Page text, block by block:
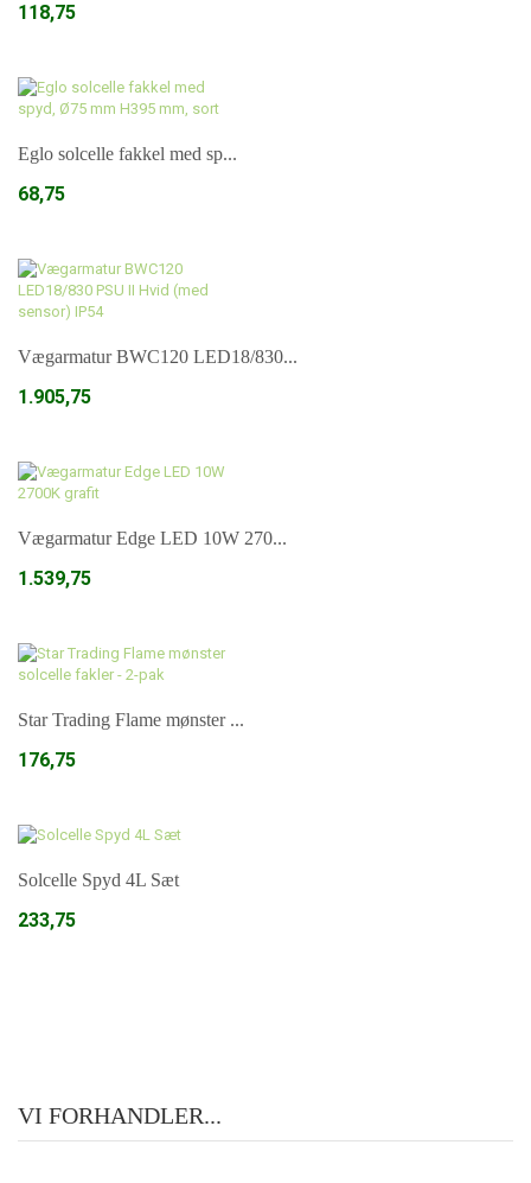
118,75
Eglo solcelle fakkel med sp...
68,75
Vægarmatur BWC120 LED18/830...
1.905,75
Vægarmatur Edge LED 10W 270...
1.539,75
Star Trading Flame mønster ...
176,75
Solcelle Spyd 4L Sæt
233,75
VI FORHANDLER...